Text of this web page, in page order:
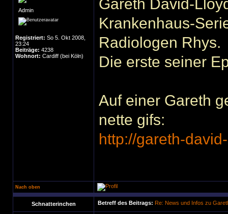
Admin
Registriert: So 5. Okt 2008,
23:24
Beiträge: 4238
Wohnort: Cardiff (bei Köln)
Gareth David-
Krankenhaus-
Radiologen Rhys.
Die erste seiner
Auf einer Gareth
nette gifs:
http://gareth-
Nach oben
Schnatterinchen Betreff des Beitrags: Re: News und Infos zu